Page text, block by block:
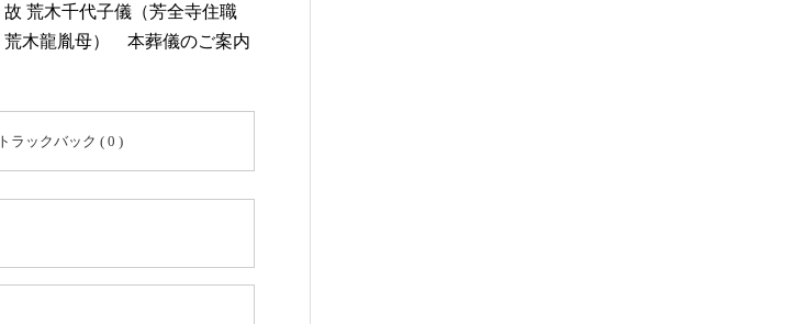
故 荒木千代子儀（芳全寺住職
荒木龍胤母） 本葬儀のご案内
トラックバック ( 0 )